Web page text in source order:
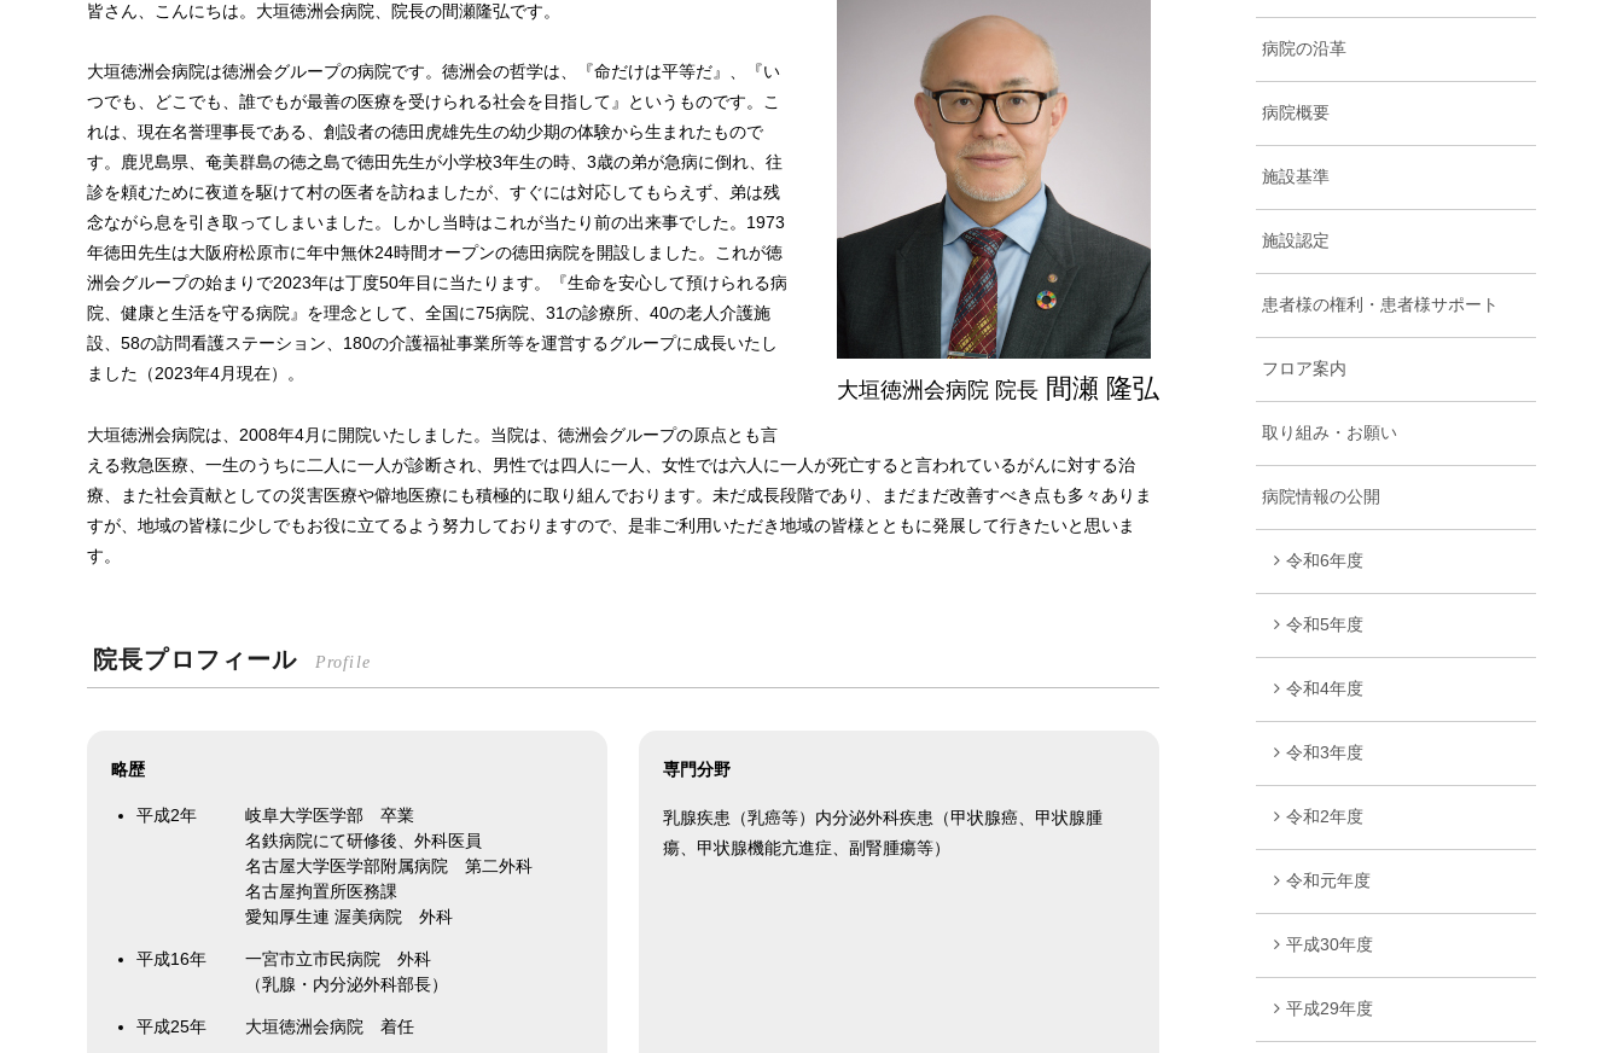
大垣徳洲会病院 院長 間瀬 隆弘
皆さん、こんにちは。大垣徳洲会病院、院長の間瀬隆弘です。
大垣徳洲会病院は徳洲会グループの病院です。徳洲会の哲学は、『命だけは平等だ』、『い
つでも、どこでも、誰でもが最善の医療を受けられる社会を目指して』というものです。こ
れは、現在名誉理事長である、創設者の徳田虎雄先生の幼少期の体験から生まれたもので
す。鹿児島県、奄美群島の徳之島で徳田先生が小学校3年生の時、3歳の弟が急病に倒れ、往
診を頼むために夜道を駆けて村の医者を訪ねましたが、すぐには対応してもらえず、弟は残
念ながら息を引き取ってしまいました。しかし当時はこれが当たり前の出来事でした。1973
年徳田先生は大阪府松原市に年中無休24時間オープンの徳田病院を開設しました。これが徳
洲会グループの始まりで2023年は丁度50年目に当たります。『生命を安心して預けられる病
院、健康と生活を守る病院』を理念として、全国に75病院、31の診療所、40の老人介護施
設、58の訪問看護ステーション、180の介護福祉事業所等を運営するグループに成長いたし
ました（2023年4月現在）。
大垣徳洲会病院は、2008年4月に開院いたしました。当院は、徳洲会グループの原点とも言
える救急医療、一生のうちに二人に一人が診断され、男性では四人に一人、女性では六人に一人が死亡すると言われているがんに対する治
療、また社会貢献としての災害医療や僻地医療にも積極的に取り組んでおります。未だ成長段階であり、まだまだ改善すべき点も多々ありま
すが、地域の皆様に少しでもお役に立てるよう努力しておりますので、是非ご利用いただき地域の皆様とともに発展して行きたいと思いま
す。
院長プロフィール Profile
略歴
平成2年
岐阜大学医学部 卒業
名鉄病院にて研修後、外科医員
名古屋大学医学部附属病院 第二外科
名古屋拘置所医務課
愛知厚生連 渥美病院 外科
平成16年
一宮市立市民病院 外科
（乳腺・内分泌外科部長）
平成25年 大垣徳洲会病院 着任
専門分野
乳腺疾患（乳癌等）内分泌外科疾患（甲状腺癌、甲状腺腫
瘍、甲状腺機能亢進症、副腎腫瘍等）
病院の沿革
病院概要
施設基準
施設認定
患者様の権利・患者様サポート
フロア案内
取り組み・お願い
病院情報の公開
令和6年度
令和5年度
令和4年度
令和3年度
令和2年度
令和元年度
平成30年度
平成29年度